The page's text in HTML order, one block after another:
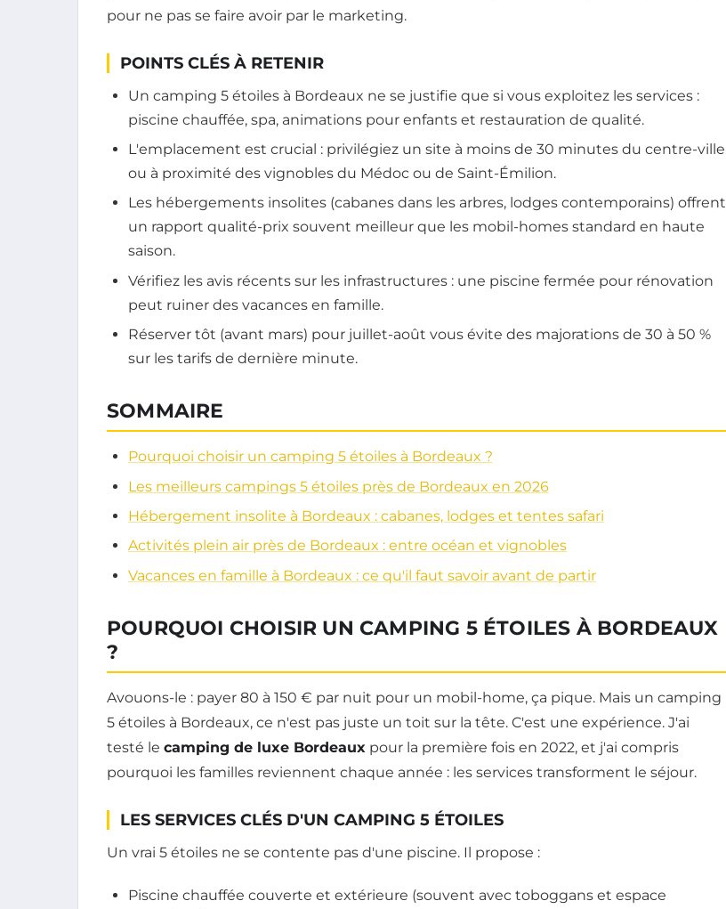
pour ne pas se faire avoir par le marketing.
POINTS CLÉS À RETENIR
Un camping 5 étoiles à Bordeaux ne se justifie que si vous exploitez les services :
piscine chauffée, spa, animations pour enfants et restauration de qualité.
L'emplacement est crucial : privilégiez un site à moins de 30 minutes du centre-ville
ou à proximité des vignobles du Médoc ou de Saint-Émilion.
Les hébergements insolites (cabanes dans les arbres, lodges contemporains) offrent
un rapport qualité-prix souvent meilleur que les mobil-homes standard en haute
saison.
Vérifiez les avis récents sur les infrastructures : une piscine fermée pour rénovation
peut ruiner des vacances en famille.
Réserver tôt (avant mars) pour juillet-août vous évite des majorations de 30 à 50 %
sur les tarifs de dernière minute.
SOMMAIRE
Pourquoi choisir un camping 5 étoiles à Bordeaux ?
Les meilleurs campings 5 étoiles près de Bordeaux en 2026
Hébergement insolite à Bordeaux : cabanes, lodges et tentes safari
Activités plein air près de Bordeaux : entre océan et vignobles
Vacances en famille à Bordeaux : ce qu'il faut savoir avant de partir
POURQUOI CHOISIR UN CAMPING 5 ÉTOILES À BORDEAUX
?
Avouons-le : payer 80 à 150 € par nuit pour un mobil-home, ça pique. Mais un camping
5 étoiles à Bordeaux, ce n'est pas juste un toit sur la tête. C'est une expérience. J'ai
testé le camping de luxe Bordeaux pour la première fois en 2022, et j'ai compris
pourquoi les familles reviennent chaque année : les services transforment le séjour.
LES SERVICES CLÉS D'UN CAMPING 5 ÉTOILES
Un vrai 5 étoiles ne se contente pas d'une piscine. Il propose :
Piscine chauffée couverte et extérieure (souvent avec toboggans et espace